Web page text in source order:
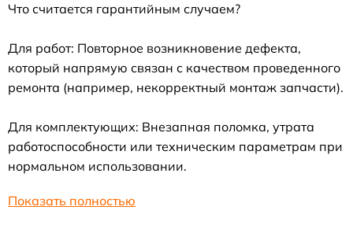
Что считается гарантийным случаем?
Для работ: Повторное возникновение дефекта,
который напрямую связан с качеством проведенного
ремонта (например, некорректный монтаж запчасти).
Для комплектующих: Внезапная поломка, утрата
работоспособности или техническим параметрам при
нормальном использовании.
Показать полностью